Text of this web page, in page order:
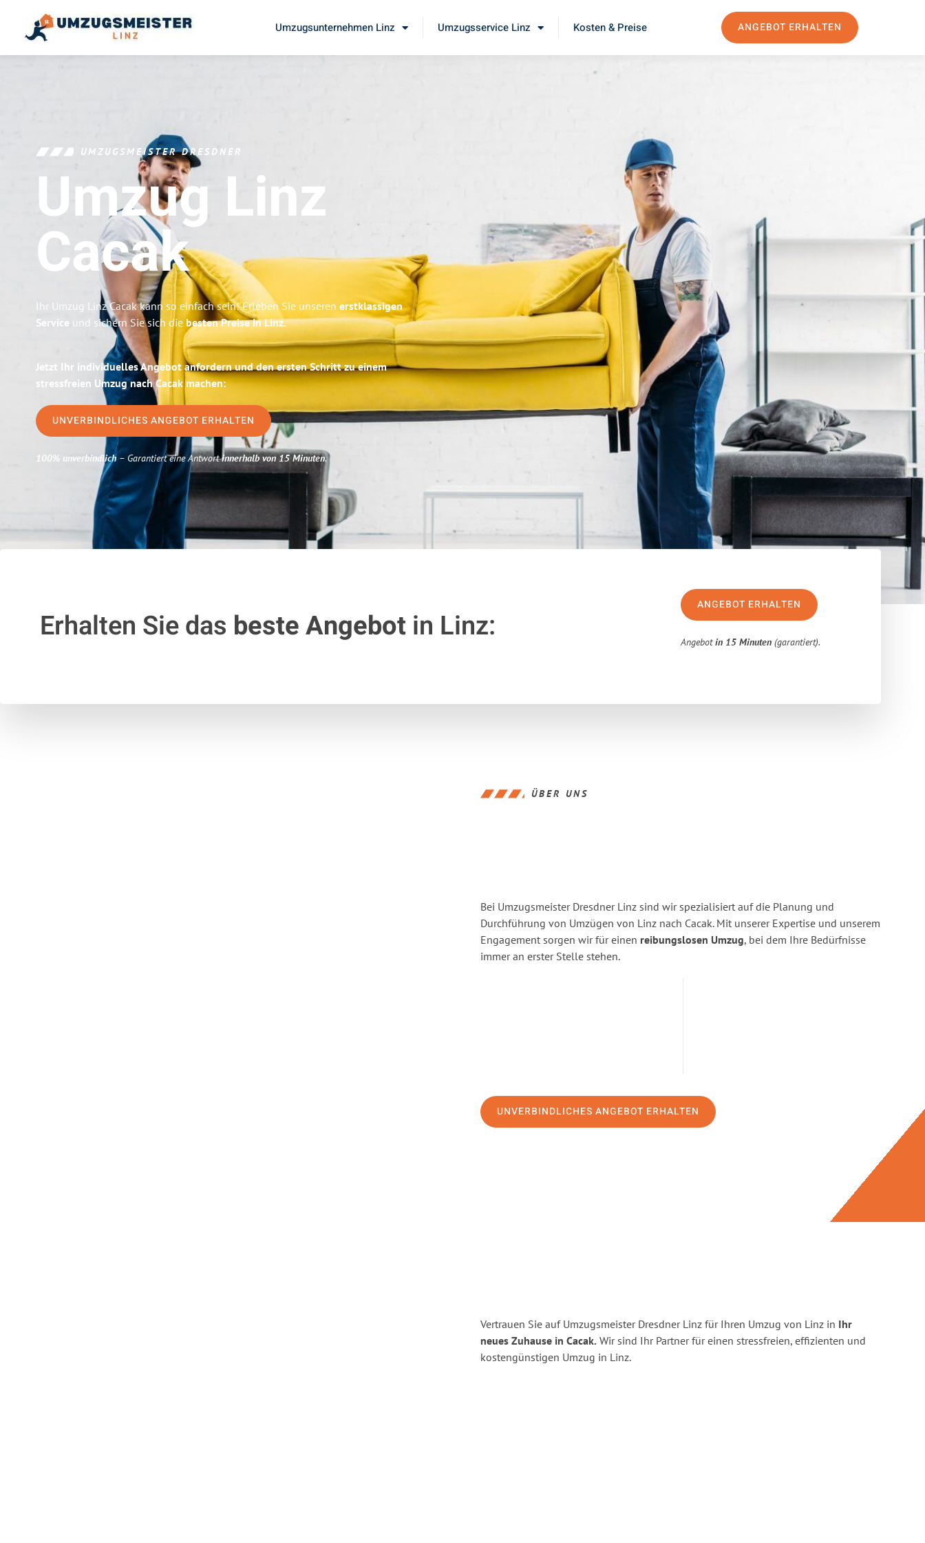
Umzugsunternehmen Linz Umzugsservice Linz Kosten & Preise ANGEBOT ERHALTEN
UMZUGSMEISTER DRESDNER
Umzug Linz
Cacak
Ihr Umzug Linz Cacak kann so einfach sein! Erleben Sie unseren erstklassigen
Service und sichern Sie sich die besten Preise in Linz.
Jetzt Ihr individuelles Angebot anfordern und den ersten Schritt zu einem
stressfreien Umzug nach Cacak machen:
UNVERBINDLICHES ANGEBOT ERHALTEN
100% unverbindlich– Garantiert eine Antwortinnerhalb von 15 Minuten.
Erhalten Sie das beste Angebotin Linz:
ANGEBOT ERHALTEN
Angebotin 15 Minuten (garantiert).
ÜBER UNS
Bei Umzugsmeister Dresdner Linz sind wir spezialisiert auf die Planung und
Durchführung von Umzügen von Linz nach Cacak. Mit unserer Expertise und unserem
Engagement sorgen wir für einen reibungslosen Umzug, bei dem Ihre Bedürfnisse
immer an erster Stelle stehen.
UNVERBINDLICHES ANGEBOT ERHALTEN
Vertrauen Sie auf Umzugsmeister Dresdner Linz für Ihren Umzug von Linz in Ihr
neues Zuhause in Cacak. Wir sind Ihr Partner für einen stressfreien, effizienten und
kostengünstigen Umzug in Linz.